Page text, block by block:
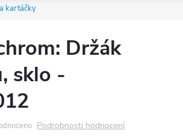
kartáčky
Držák
sklo -
Podrobnosti hodnocení